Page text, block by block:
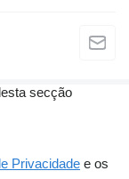
secção
Privacidade e os